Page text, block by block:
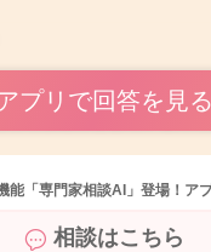
で寝返りをしているので
もらう時間を長くされ
プリで回答を見る
能「専門家相談AI」登場！ア
相談はこちら